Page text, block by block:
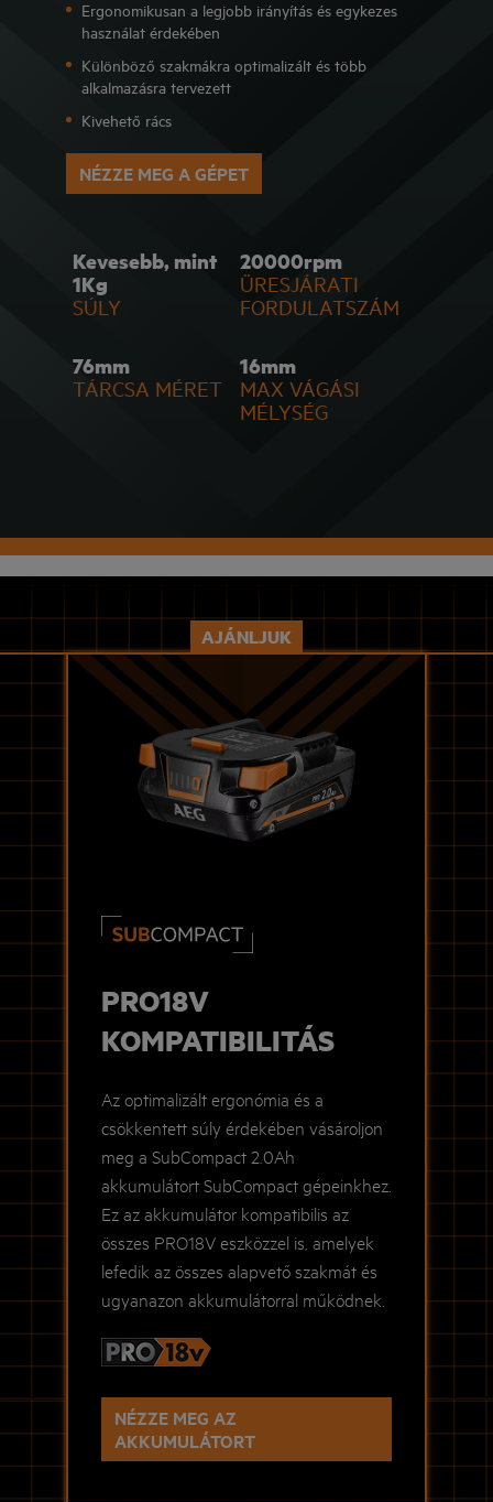
Ergonomikusan a legjobb irányítás és egykezes
használat érdekében
Különböző szakmákra optimalizált és több
alkalmazásra tervezett
Kivehető rács
NÉZZE MEG A GÉPET
Kevesebb, mint
1Kg
SÚLY
20000rpm
ÜRESJÁRATI
FORDULATSZÁM
76mm
TÁRCSA MÉRET
16mm
MAX VÁGÁSI
MÉLYSÉG
AJÁNLJUK
PRO18V
KOMPATIBILITÁS
Az optimalizált ergonómia és a
csökkentett súly érdekében vásároljon
meg a SubCompact 2.0Ah
akkumulátort SubCompact gépeinkhez.
Ez az akkumulátor kompatibilis az
összes PRO18V eszközzel is, amelyek
lefedik az összes alapvető szakmát és
ugyanazon akkumulátorral működnek.
NÉZZE MEG AZ
AKKUMULÁTORT